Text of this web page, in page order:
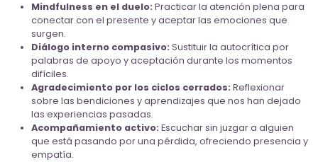
Mindfulness en el duelo: Practicar la atención plena para
conectar con el presente y aceptar las emociones que
surgen.
Diálogo interno compasivo: Sustituir la autocrítica por
palabras de apoyo y aceptación durante los momentos
difíciles.
Agradecimiento por los ciclos cerrados: Reflexionar
sobre las bendiciones y aprendizajes que nos han dejado
las experiencias pasadas.
Acompañamiento activo: Escuchar sin juzgar a alguien
que está pasando por una pérdida, ofreciendo presencia y
empatía.